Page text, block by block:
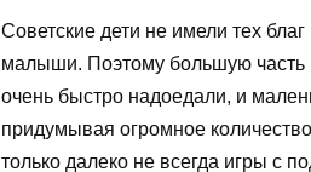
Советские дети не имели тех
малыши. Поэтому большую часть
очень быстро надоедали, и
придумывая огромное
только далеко не всегда игры с